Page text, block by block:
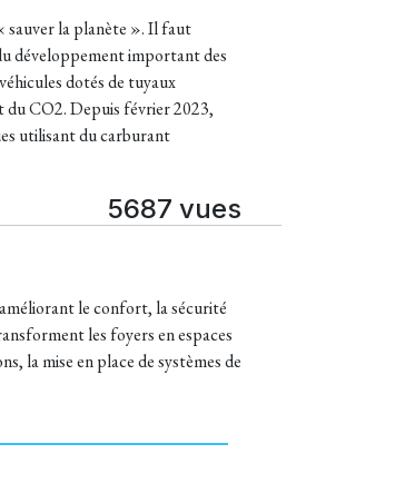
sauver la planète ». Il faut
développement important des
dotés de tuyaux
du CO2. Depuis février 2023,
utilisant du carburant
5687 vues
le confort, la sécurité
les foyers en espaces
la mise en place de systèmes de